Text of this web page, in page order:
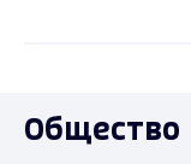
Общество